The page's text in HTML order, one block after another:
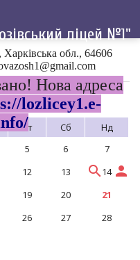
ліцей №1"
обл., 64606
Нова адреса
lozlicey1.e-
search person
Пт Сб
Нд
5 6
7
12 13
14
19 20
21
26 27
28